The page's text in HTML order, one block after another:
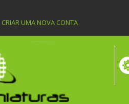
CRIAR UMA NOVA CONTA